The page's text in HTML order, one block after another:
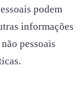
podem
informações
pessoais